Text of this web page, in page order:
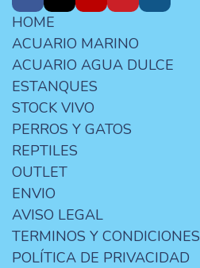
HOME
ACUARIO MARINO
ACUARIO AGUA DULCE
ESTANQUES
STOCK VIVO
PERROS Y GATOS
REPTILES
OUTLET
ENVIO
AVISO LEGAL
TERMINOS Y CONDICIONES
POLÍTICA DE PRIVACIDAD